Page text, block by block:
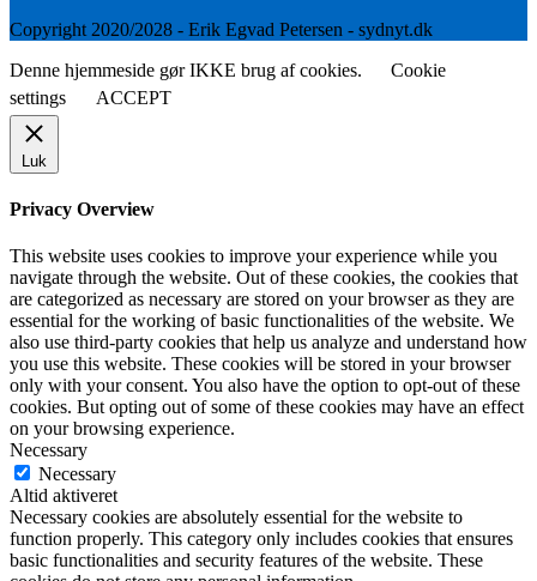
Copyright 2020/2028 - Erik Egvad Petersen - sydnyt.dk
Denne hjemmeside gør IKKE brug af cookies.
Cookie
settings
ACCEPT
Luk
Privacy Overview
This website uses cookies to improve your experience while you
navigate through the website. Out of these cookies, the cookies that
are categorized as necessary are stored on your browser as they are
essential for the working of basic functionalities of the website. We
also use third-party cookies that help us analyze and understand how
you use this website. These cookies will be stored in your browser
only with your consent. You also have the option to opt-out of these
cookies. But opting out of some of these cookies may have an effect
on your browsing experience.
Necessary
Necessary
Altid aktiveret
Necessary cookies are absolutely essential for the website to
function properly. This category only includes cookies that ensures
basic functionalities and security features of the website. These